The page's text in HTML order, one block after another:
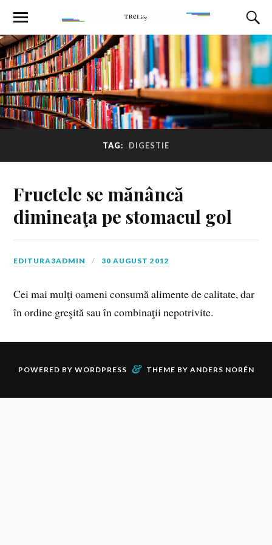
TAG: DIGESTIE
Fructele se mănâncă
dimineaţa pe stomacul gol
EDITURA3ADMIN 30 AUGUST 2012
Cei mai mulţi oameni consumă alimente de calitate, dar
în ordine greşită sau în combinaţii nepotrivite.
POWERED BY WORDPRESS & THEME BY ANDERS NORÉN